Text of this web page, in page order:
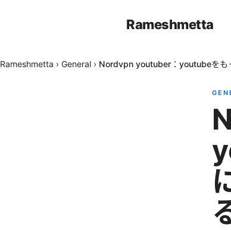
Rameshmetta
Rameshmetta › General › Nordvpn youtuber：youtubeをも